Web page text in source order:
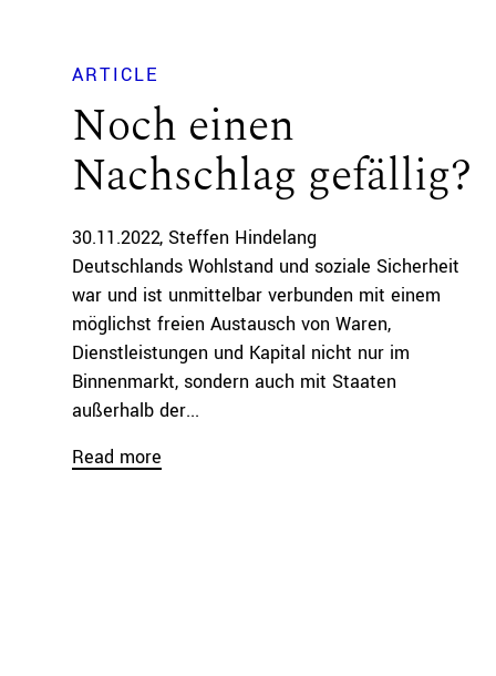
ARTICLE
Noch einen
Nachschlag gefällig?
30.11.2022 Steffen Hindelang
Deutschlands Wohlstand und soziale Sicherheit
war und ist unmittelbar verbunden mit einem
möglichst freien Austausch von Waren,
Dienstleistungen und Kapital nicht nur im
Binnenmarkt, sondern auch mit Staaten
außerhalb der...
Read more